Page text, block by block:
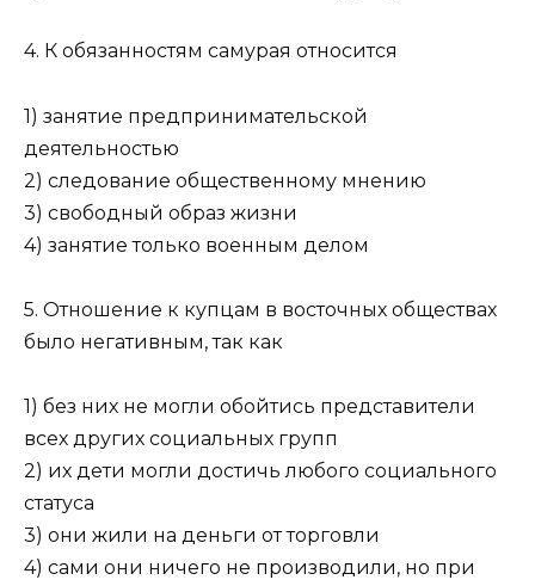
4. К обязанностям самурая относится
1) занятие предпринимательской
деятельностью
2) следование общественному мнению
3) свободный образ жизни
4) занятие только военным делом
5. Отношение к купцам в восточных обществах
было негатив­ным, так как
1) без них не могли обойтись представители
всех других социальных групп
2) их дети могли достичь любого социального
статуса
3) они жили на деньги от торговли
4) сами они ничего не производили, но при